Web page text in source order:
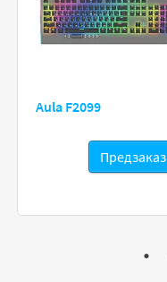
Aula F2099
Предзаказ